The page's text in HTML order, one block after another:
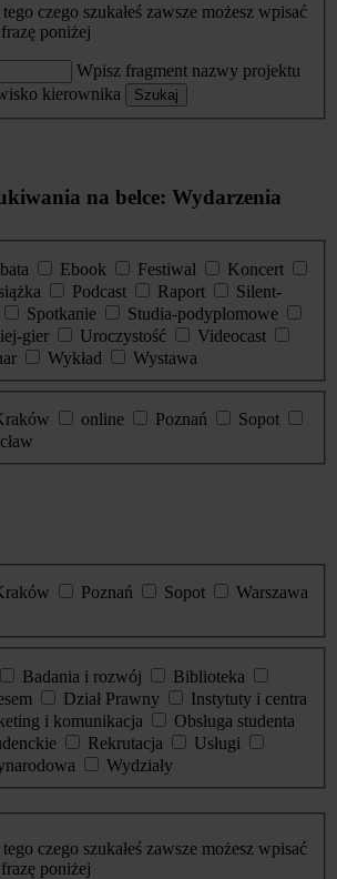
czego szukałeś zawsze możesz wpisać
poniżej
Wpisz fragment nazwy projektu
kierownika
Szukaj
na belce: Wydarzenia
Ebook Festiwal
Koncert
Podcast Raport
Silent-
Spotkanie
Studia-podyplomowe
gier Uroczystość
Videocast
Wykład
Wystawa
online Poznań
Sopot
Poznań Sopot
Warszawa
Badania i rozwój
Biblioteka
Dział Prawny
Instytuty i centra
i komunikacja
Obsługa studenta
Rekrutacja
Usługi
Wydziały
czego szukałeś zawsze możesz wpisać
poniżej